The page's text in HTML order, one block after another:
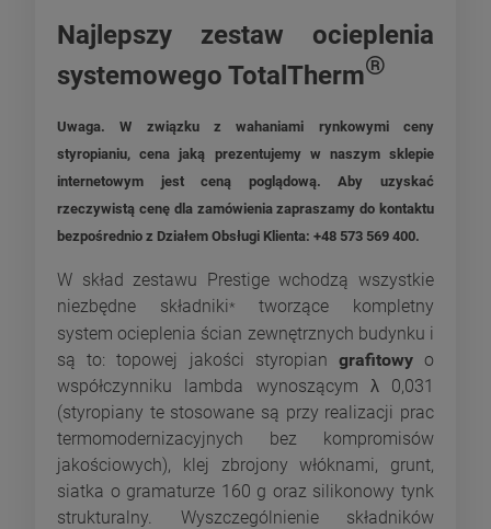
Najlepszy zestaw ocieplenia
systemowego TotalTherm®
Uwaga. W związku z wahaniami rynkowymi ceny
styropianiu, cena jaką prezentujemy w naszym sklepie
internetowym jest ceną poglądową. Aby uzyskać
rzeczywistą cenę dla zamówienia zapraszamy do kontaktu
bezpośrednio z Działem Obsługi Klienta: +48 573 569 400.
W skład zestawu Prestige wchodzą wszystkie
niezbędne składniki* tworzące kompletny
system ocieplenia ścian zewnętrznych budynku i
są to: topowej jakości styropian grafitowyo
współczynniku lambda wynoszącym λ 0,031
(styropiany te stosowane są przy realizacji prac
termomodernizacyjnych bez kompromisów
jakościowych), klej zbrojony włóknami, grunt,
siatka o gramaturze 160 g oraz silikonowy tynk
strukturalny. Wyszczególnienie składników